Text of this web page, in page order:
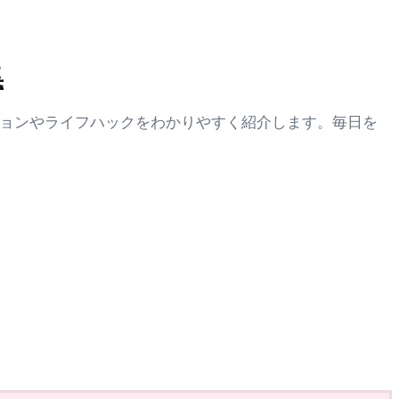
ンやライフハックをわかりやすく紹介します。毎日を